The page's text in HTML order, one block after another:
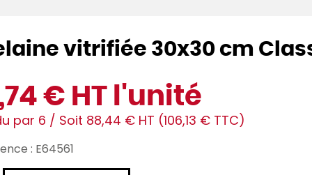
vitrifiée 30x30 cm
€ HT l'unité
par 6 / Soit 88,44 € HT (106,13 € TTC)
: E64561